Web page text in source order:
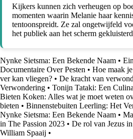
Kijkers kunnen zich verheugen op
momenten waarin Melanie haar
tentoonspreidt. Ze zal ongetwijfeld
het publiek aan het scherm
Nynke Sietsma: Een Bekende Naam •
Documentaire Over Pesten • Hoe maak
ver kan vliegen? • De kracht van
Verwondering • Tonijn Tataki: Een
Bieten Koken: Alles wat je moet weten
bieten • Binnenstebuiten Leerling: Het
Nynke Sietsma: Een Bekende Naam •
in The Passion 2023 • De rol van Jezus
William Spaaij •